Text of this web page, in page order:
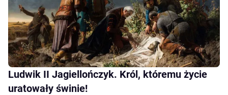
Ludwik II Jagiellończyk. Król, któremu życie
uratowały świnie!